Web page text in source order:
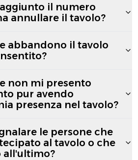
il numero
annullare il tavolo?
abbandono il tavolo
non mi presento
pur avendo
presenza nel tavolo?
le persone che
al tavolo o che
all'ultimo?